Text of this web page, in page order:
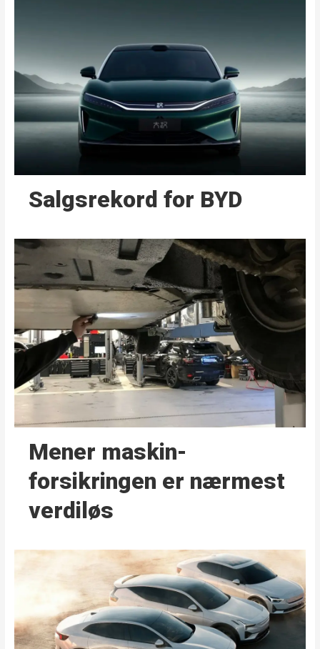
Salgsrekord for BYD
Mener maskin­
forsikringen er nærmest
verdiløs